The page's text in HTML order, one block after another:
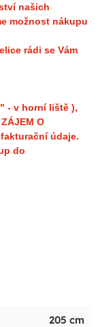
našich
možnost nákupu
rádi se Vám
- v horní liště ),
O
fakturační údaje.
do
205 cm